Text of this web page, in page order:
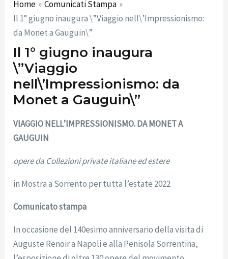
Home
Comunicati Stampa
Il 1° giugno inaugura \”Viaggio nell\’Impressionismo:
da Monet a Gauguin\”
Il 1° giugno inaugura
\”Viaggio
nell\’Impressionismo: da
Monet a Gauguin\”
VIAGGIO NELL’IMPRESSIONISMO. DA MONET A
GAUGUIN
opere da Collezioni private italiane ed estere
in Mostra a Sorrento per tutta l’estate 2022
Comunicato stampa
In occasione del 140esimo anniversario della visita di
Auguste Renoir a Napoli e alla Penisola Sorrentina,